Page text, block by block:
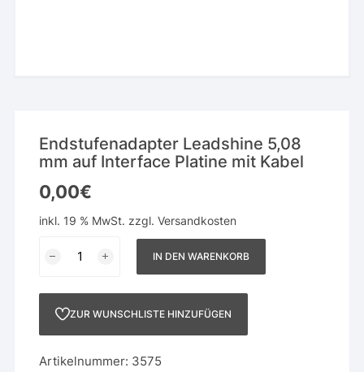
Endstufenadapter Leadshine 5,08
mm auf Interface Platine mit Kabel
0,00€
inkl. 19 % MwSt. zzgl.Versandkosten
Endstufenadapter
Leadshine
Platine
IN DEN WARENKORB
ZUR WUNSCHLISTE HINZUFÜGEN
Artikelnummer: 3575